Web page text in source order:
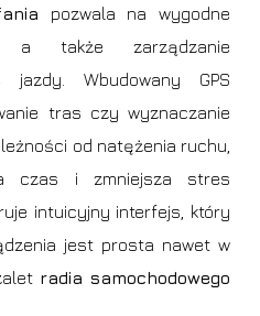
pozwala na wygodne
a także zarządzanie
Wbudowany GPS
tras czy wyznaczanie
od natężenia ruchu,
czas i zmniejsza stres
intuicyjny interfejs, który
jest prosta nawet w
radia samochodowego